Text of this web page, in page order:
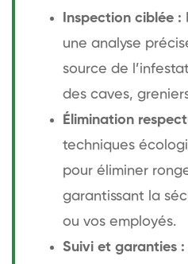
Inspection ciblée :
une analyse
source de
des caves,
Élimination
techniques
pour éliminer
garantissant la
ou vos employés.
Suivi et garanties :